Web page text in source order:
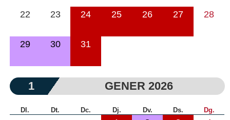
22 23 24 25 26 27 28
29 30 31
1 GENER 2026
Dl. Dt. Dc. Dj. Dv. Ds. Dg.